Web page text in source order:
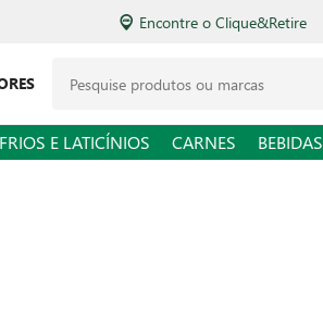
Encontre o Clique&Retire
FRIOS E LATICÍNIOS CARNES BEBIDAS